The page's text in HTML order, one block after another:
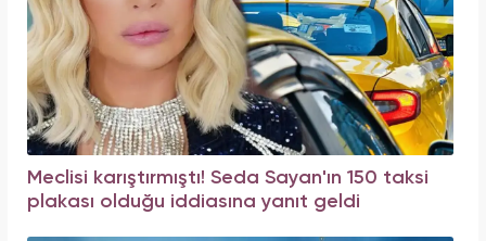
Meclisi karıştırmıştı! Seda Sayan'ın 150 taksi
plakası olduğu iddiasına yanıt geldi